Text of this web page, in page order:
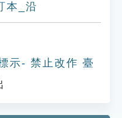
本_沿
示- 禁止改作 臺